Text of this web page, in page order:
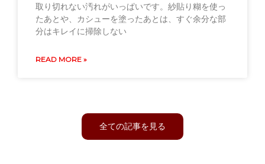
取り切れない汚れがいっぱいです。紗貼り糊を使っ
たあとや、カシューを塗ったあとは、すぐ余分な部
分はキレイに掃除しない
READ MORE »
全ての記事を見る